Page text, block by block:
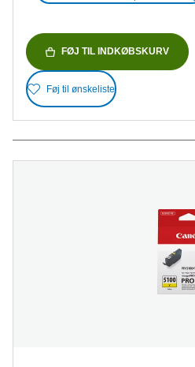
FØJ TIL INDKØBSKURV
Føj til ønskeliste